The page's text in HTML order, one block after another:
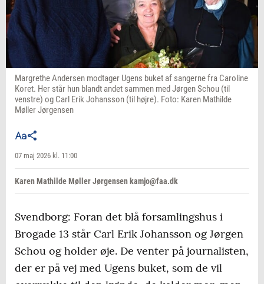
Margrethe Andersen modtager Ugens buket af sangerne fra Caroline
Koret. Her står hun blandt andet sammen med Jørgen Schou (til
venstre) og Carl Erik Johansson (til højre). Foto: Karen Mathilde
Møller Jørgensen
07 maj 2026 kl. 11:00
Karen Mathilde Møller Jørgensen kamjo@faa.dk
Svendborg: Foran det blå forsamlingshus i
Brogade 13 står Carl Erik Johansson og Jørgen
Schou og holder øje. De venter på journalisten,
der er på vej med Ugens buket, som de vil